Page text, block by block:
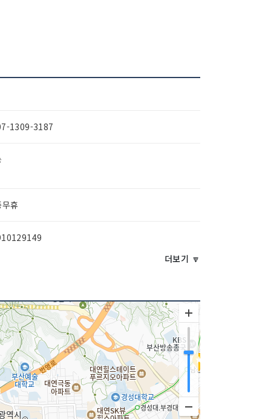
1309-3187
휴
더보기 🔽